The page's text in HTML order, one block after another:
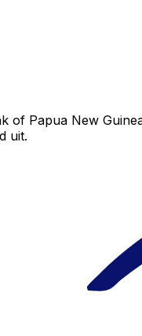
of Papua New
uit.